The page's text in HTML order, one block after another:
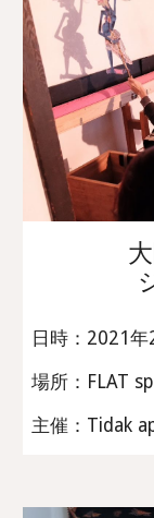
日時：2021
場所：FLAT
主催：Tidak